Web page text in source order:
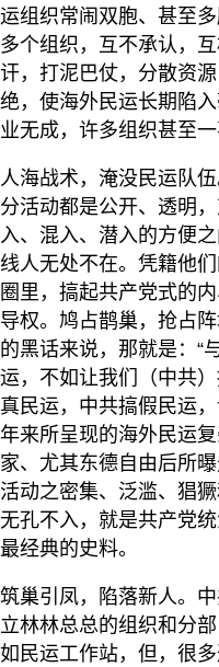
运组织常闹双胞、甚至
多个组织，互不承认，
讦，打泥巴仗，分散资
绝，使海外民运长期陷
业无成，许多组织甚至一
人海战术，淹没民运队
分活动都是公开、透明
入、混入、潜入的方便
线人无处不在。凭籍他
圈里，搞起共产党式的
导权。鸠占鹊巢，抢占
的黑话来说，那就是：“
运，不如让我们（中共
真民运，中共搞假民运
年来所呈现的海外民运
家、尤其东德自由后所
活动之密集、泛滥、猖
无孔不入，就是共产党
最经典的史料。
筑巢引凤，陷落新人。
立林林总总的组织和分
如民运工作站，但，很